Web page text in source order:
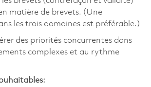
matière de brevets. (Une
les trois domaines est préférable.)
des priorités concurrentes dans
complexes et au rythme